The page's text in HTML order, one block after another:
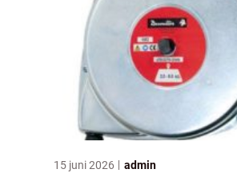
15 juni 2026 admin